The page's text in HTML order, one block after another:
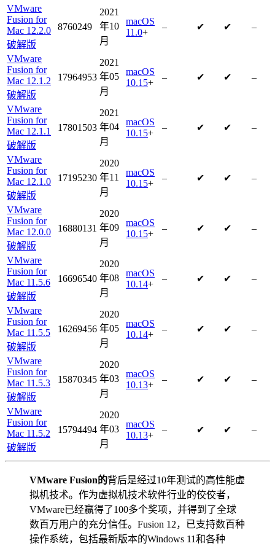
VMware
Fusion for
Mac 12.2.0
破解版
8760249
2021
年10
月
macOS
11.0+
– ✔ ✔ –
VMware
Fusion for
Mac 12.1.2
破解版
17964953
2021
年05
月
macOS
10.15+
– ✔ ✔ –
VMware
Fusion for
Mac 12.1.1
破解版
17801503
2021
年04
月
macOS
10.15+
– ✔ ✔ –
VMware
Fusion for
Mac 12.1.0
破解版
17195230
2020
年11
月
macOS
10.15+
– ✔ ✔ –
VMware
Fusion for
Mac 12.0.0
破解版
16880131
2020
年09
月
macOS
10.15+
– ✔ ✔ –
VMware
Fusion for
Mac 11.5.6
破解版
16696540
2020
年08
月
macOS
10.14+
– ✔ ✔ –
VMware
Fusion for
Mac 11.5.5
破解版
16269456
2020
年05
月
macOS
10.14+
– ✔ ✔ –
VMware
Fusion for
Mac 11.5.3
破解版
15870345
2020
年03
月
macOS
10.13+
– ✔ ✔ –
VMware
Fusion for
Mac 11.5.2
破解版
15794494
2020
年03
月
macOS
10.13+
– ✔ ✔ –
VMware Fusion的背后是经过10年测试的高性能虚
拟机技术。作为虚拟机技术软件行业的佼佼者，
VMware已经赢得了100多个奖项，并得到了全球
数百万用户的充分信任。Fusion 12，已支持数百种
操作系统，包括最新版本的Windows 11和各种